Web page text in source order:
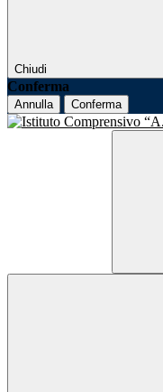
Chiudi
Conferma
Annulla Conferma